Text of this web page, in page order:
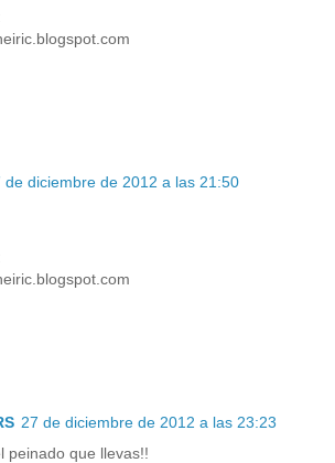
de diciembre de 2012 a las 21:50
27 de diciembre de 2012 a las 23:23
peinado que llevas!!